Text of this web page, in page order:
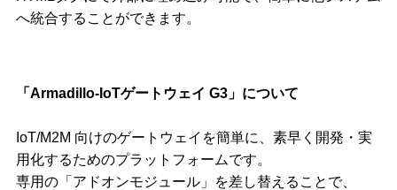
へ統合することができます。
「Armadillo-IoTゲートウェイ G3」について
IoT/M2M 向けのゲートウェイを簡単に、素早く開発・実
用化するためのプラットフォームです。
専用の「アドオンモジュール」を差し替えることで、